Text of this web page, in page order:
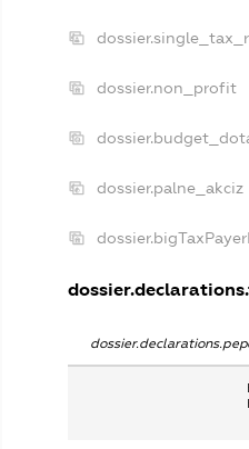
dossier.non_profit
dossier.palne_akciz